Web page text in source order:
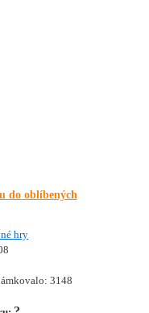
do oblíbených
hry
3148